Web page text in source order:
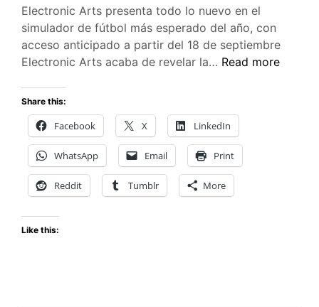
Electronic Arts presenta todo lo nuevo en el
simulador de fútbol más esperado del año, con
acceso anticipado a partir del 18 de septiembre
Electronic Arts acaba de revelar la… EA
27:
Mbappé
y
Bellingham
Encabezan
la
Read more
Share this:
Facebook X LinkedIn
WhatsApp Email Print
Reddit Tumblr More
Like this: